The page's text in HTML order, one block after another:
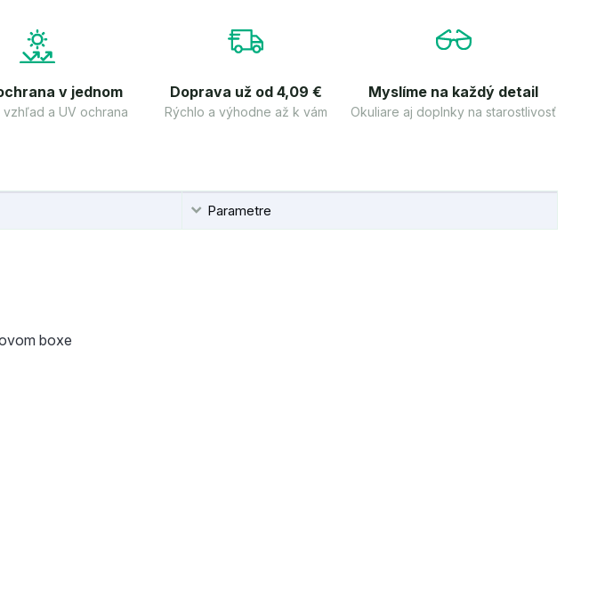
v jednom
a UV ochrana
Doprava už od 4,09 €
Rýchlo a výhodne až k vám
Myslíme na každý detail
Okuliare aj doplnky na starostlivosť
Parametre
boxe